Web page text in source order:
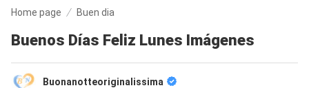
Home page Buen dia
Buenos Días Feliz Lunes Imágenes
Buonanotteoriginalissima